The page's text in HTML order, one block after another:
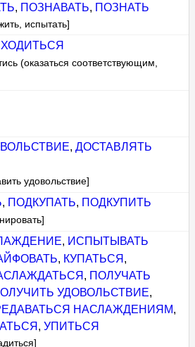
, ПОЗНАВАТЬ, ПОЗНАТЬ
испытать]
(оказаться соответствующим,
, ДОСТАВЛЯТЬ
удовольствие]
, ПОДКУПАТЬ, ПОДКУПИТЬ
, ИСПЫТЫВАТЬ
, КУПАТЬСЯ ,
, ПОЛУЧАТЬ
УДОВОЛЬСТВИЕ,
НАСЛАЖДЕНИЯМ,
,УПИТЬСЯ